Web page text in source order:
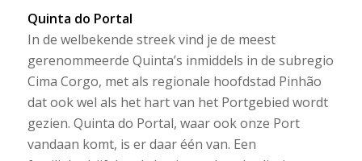
Quinta do Portal
In de welbekende streek vind je de meest
gerenommeerde Quinta’s inmiddels in de subregio
Cima Corgo, met als regionale hoofdstad Pinhão
dat ook wel als het hart van het Portgebied wordt
gezien. Quinta do Portal, waar ook onze Port
vandaan komt, is er daar één van. Een